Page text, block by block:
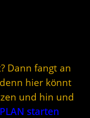
Dann fangt an
hier könnt
und hin und
starten